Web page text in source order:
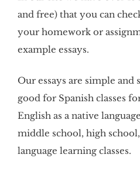
and free) that you can
your homework or
example essays.
Our essays are simple
good for Spanish classes
English as a native
middle school, high
language learning classes.